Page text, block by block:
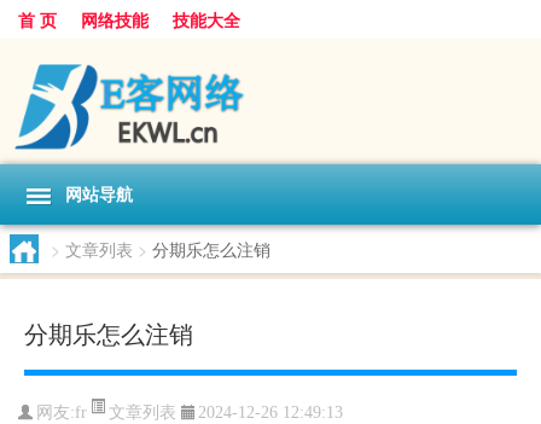
首 页 网络技能 技能大全
网站导航
> 文章列表 > 分期乐怎么注销
分期乐怎么注销
网友:fr 文章列表 2024-12-26 12:49:13